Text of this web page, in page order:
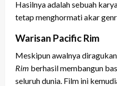
Hasilnya adalah sebuah
tetap menghormati akar
Warisan Pacific Rim
Meskipun awalnya
Rim berhasil membangun
seluruh dunia. Film ini